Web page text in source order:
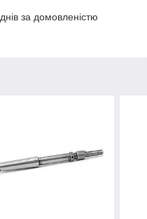
за домовленістю